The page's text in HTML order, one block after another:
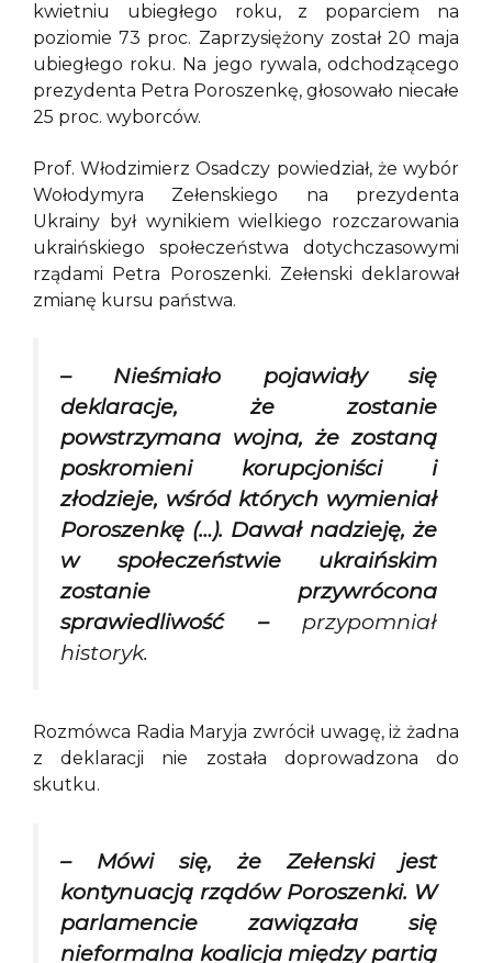
kwietniu ubiegłego roku, z poparciem na
poziomie 73 proc. Zaprzysiężony został 20 maja
ubiegłego roku. Na jego rywala, odchodzącego
prezydenta Petra Poroszenkę, głosowało niecałe
25 proc. wyborców.
Prof. Włodzimierz Osadczy powiedział, że wybór
Wołodymyra Zełenskiego na prezydenta
Ukrainy był wynikiem wielkiego rozczarowania
ukraińskiego społeczeństwa dotychczasowymi
rządami Petra Poroszenki. Zełenski deklarował
zmianę kursu państwa.
– Nieśmiało pojawiały się
deklaracje, że zostanie
powstrzymana wojna, że zostaną
poskromieni korupcjoniści i
złodzieje, wśród których wymieniał
Poroszenkę (…). Dawał nadzieję, że
w społeczeństwie ukraińskim
zostanie przywrócona
sprawiedliwość – przypomniał
historyk.
Rozmówca Radia Maryja zwrócił uwagę, iż żadna
z deklaracji nie została doprowadzona do
skutku.
– Mówi się, że Zełenski jest
kontynuacją rządów Poroszenki. W
parlamencie zawiązała się
nieformalna koalicja między partią